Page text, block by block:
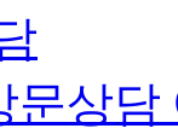
문상담